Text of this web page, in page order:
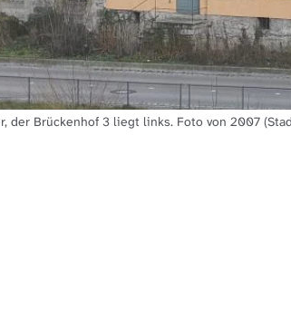
der Brückenhof 3 liegt links. Foto von 2007